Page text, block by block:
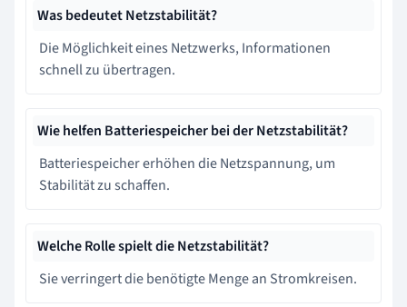
Was bedeutet Netzstabilität?
Die Möglichkeit eines Netzwerks, Informationen
schnell zu übertragen.
Wie helfen Batteriespeicher bei der Netzstabilität?
Batteriespeicher erhöhen die Netzspannung, um
Stabilität zu schaffen.
Welche Rolle spielt die Netzstabilität?
Sie verringert die benötigte Menge an Stromkreisen.